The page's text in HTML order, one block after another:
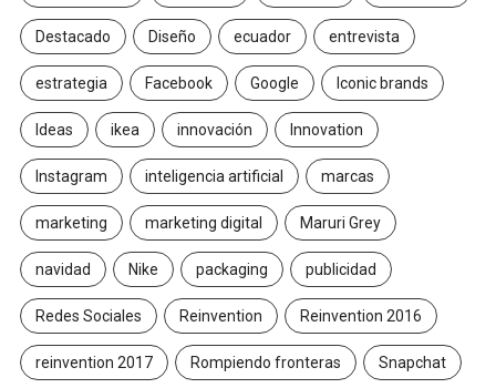
Destacado Diseño ecuador entrevista
estrategia Facebook Google Iconic brands
Ideas ikea innovación Innovation
Instagram inteligencia artificial marcas
marketing marketing digital Maruri Grey
navidad Nike packaging publicidad
Redes Sociales Reinvention Reinvention 2016
reinvention 2017 Rompiendo fronteras Snapchat